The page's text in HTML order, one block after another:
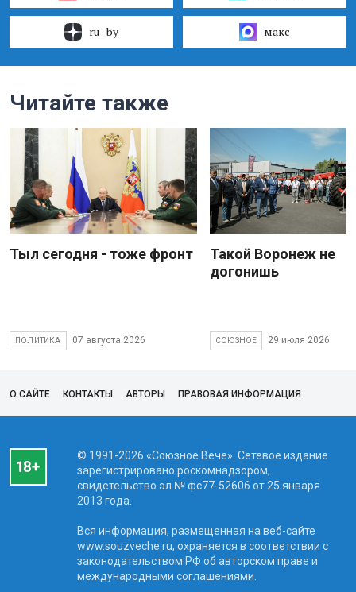
ru–by макс
Читайте также
Тыл сегодня - тоже фронт
ПОЛИТИКА 07 августа 2026
Такой Воронеж не
догонишь
СОЮЗНОЕ 29 июля 2026
О САЙТЕ КОНТАКТЫ АВТОРЫ ПРАВОВАЯ ИНФОРМАЦИЯ
© 1991-2026 «Союзное Вече». Сетевое издание
зарегистрировано роскомнадзором,
свидетельство эл № фc77-52606 от 25 января
2013 года.
Вся информация, размещенная на веб-сайте
www.souzveche.ru, охраняется в соответствии с
законодательством РФ об авторском праве и
международными соглашениями.